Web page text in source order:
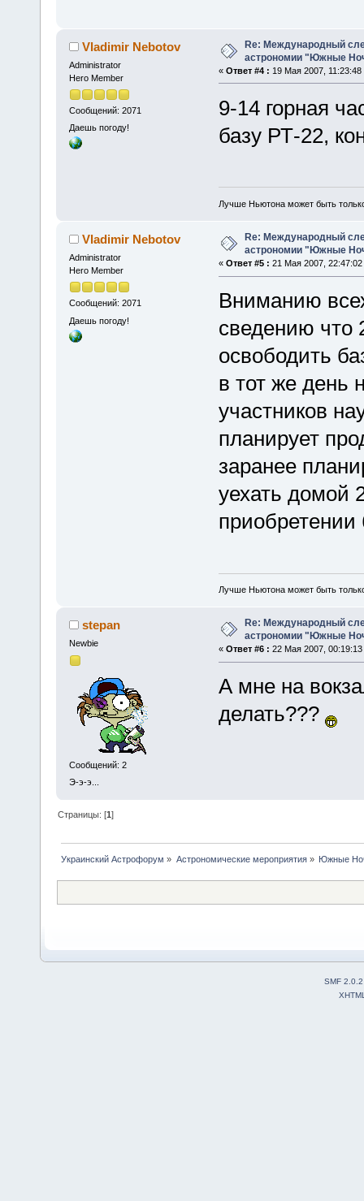
Vladimir Nebotov
Administrator
Hero Member
Сообщений: 2071
Даешь погоду!
Re: Международный
астрономии "Южные
« Ответ #4 : 19 Мая 2007, 11:23:48
9-14 горная
базу РТ-22,
Лучше Ньютона может быть
Vladimir Nebotov
Administrator
Hero Member
Сообщений: 2071
Даешь погоду!
Re: Международный
астрономии "Южные
« Ответ #5 : 21 Мая 2007, 22:47:02
Вниманию
сведению что
освободить
в тот же день
участников
планирует
заранее
уехать домой
приобретении
Лучше Ньютона может быть
stepan
Newbie
Сообщений: 2
Э-э-э...
Re: Международный
астрономии "Южные
« Ответ #6 : 22 Мая 2007, 00:19:13
А мне на
делать???
Страницы: [1]
Украинский Астрофорум » Астрономические мероприятия» Южные
SMF 2.0.2